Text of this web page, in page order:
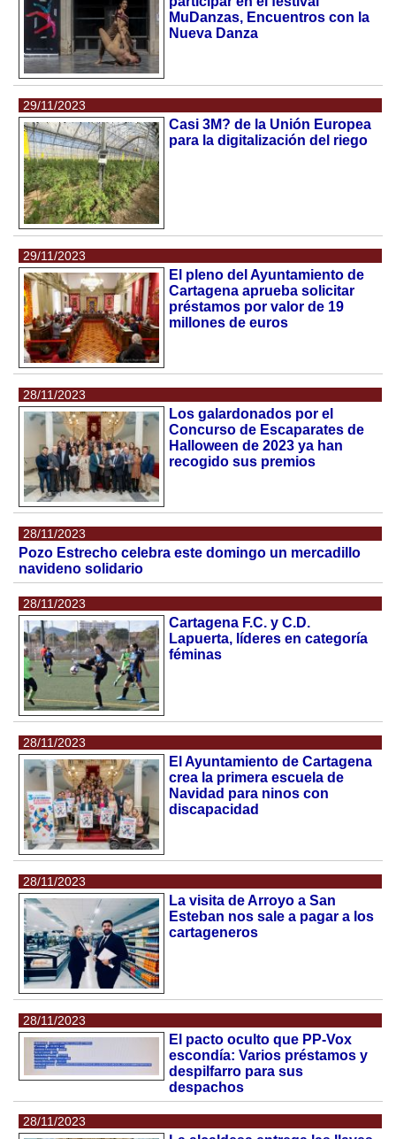
MuDanzas, Encuentros con la
Nueva Danza
29/11/2023
Casi 3M? de la Unión Europea
para la digitalización del riego
29/11/2023
El pleno del Ayuntamiento de
Cartagena aprueba solicitar
préstamos por valor de 19
millones de euros
28/11/2023
Los galardonados por el
Concurso de Escaparates de
Halloween de 2023 ya han
recogido sus premios
28/11/2023
Pozo Estrecho celebra este domingo un mercadillo
navideno solidario
28/11/2023
Cartagena F.C. y C.D.
Lapuerta, líderes en categoría
féminas
28/11/2023
El Ayuntamiento de Cartagena
crea la primera escuela de
Navidad para ninos con
discapacidad
28/11/2023
La visita de Arroyo a San
Esteban nos sale a pagar a los
cartageneros
28/11/2023
El pacto oculto que PP-Vox
escondía: Varios préstamos y
despilfarro para sus
despachos
28/11/2023